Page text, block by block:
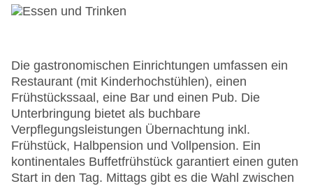
Lift
Haustiere: gegen Gebühr
Zimmerservice
Gesamtanzahl der Stockwerke: 3
Gesamtanzahl der Zimmer: 248
Pools:Indoor Pool
Zahlungsarten: American Express, Diners Club,
Mastercard, Visa
Landeskategorie: 3 Sterne
Die gastronomischen Einrichtungen umfassen ein
Restaurant (mit Kinderhochstühlen), einen
Frühstückssaal, eine Bar und einen Pub. Die
Unterbringung bietet als buchbare
Verpflegungsleistungen Übernachtung inkl.
Frühstück, Halbpension und Vollpension. Ein
kontinentales Buffetfrühstück garantiert einen guten
Start in den Tag. Mittags gibt es die Wahl zwischen